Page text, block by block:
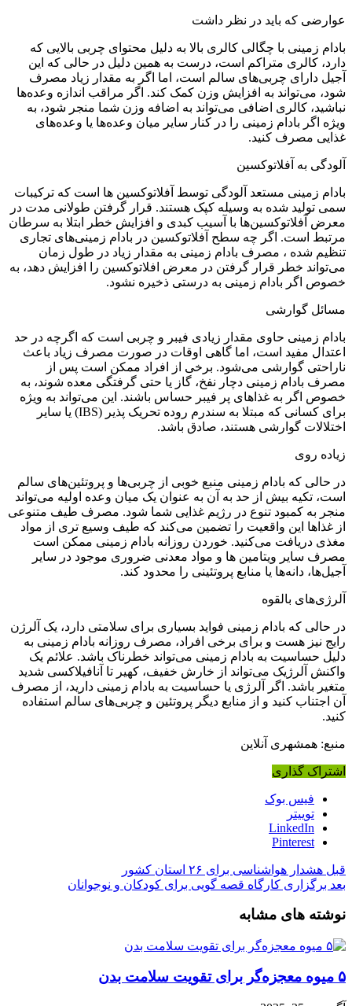
عوارضی که باید در نظر داشت
بادام زمینی با چگالی کالری بالا به دلیل محتوای چربی بالایی که
دارد، کالری متراکم است، درست به همین دلیل در حالی که این
آجیل دارای چربی‌های سالم است، اما اگر به مقدار زیاد مصرف
شود، می‌تواند به افزایش وزن کمک کند. اگر مراقب اندازه وعده‌ها
نباشید، کالری اضافی می‌تواند به اضافه وزن شما منجر شود، به
ویژه اگر بادام زمینی را در کنار سایر میان وعده‌ها یا وعده‌های
غذایی مصرف کنید.
آلودگی به آفلاتوکسین
بادام زمینی مستعد آلودگی توسط آفلاتوکسین ها است که ترکیبات
سمی تولید شده به وسیله کپک هستند. قرار گرفتن طولانی مدت در
معرض آفلاتوکسین‌ها با آسیب کبدی و افزایش خطر ابتلا به سرطان
مرتبط است. اگر چه سطح آفلاتوکسین در بادام زمینی‌های تجاری
تنظیم شده ، مصرف بادام زمینی به مقدار زیاد در طول زمان
می‌تواند خطر قرار گرفتن در معرض افلاتوکسین را افزایش دهد، به
خصوص اگر بادام زمینی به درستی ذخیره نشود.
مسائل گوارشی
بادام زمینی حاوی مقدار زیادی فیبر و چربی است که اگرچه در حد
اعتدال مفید است، اما گاهی اوقات در صورت مصرف زیاد باعث
ناراحتی گوارشی می‌شود. برخی از افراد ممکن است پس از
مصرف بادام زمینی دچار نفخ، گاز یا حتی گرفتگی معده شوند، به
خصوص اگر به غذاهای پر فیبر حساس باشند. این می‌تواند به ویژه
برای کسانی که مبتلا به سندرم روده تحریک پذیر (IBS) یا سایر
اختلالات گوارشی هستند، صادق باشد.
زیاده روی
در حالی که بادام زمینی منبع خوبی از چربی‌ها و پروتئین‌های سالم
است، تکیه بیش از حد به آن به عنوان یک میان وعده اولیه می‌تواند
منجر به کمبود تنوع در رژیم غذایی شما شود. مصرف طیف متنوعی
از غذاها این واقعیت را تضمین می‌کند که طیف وسیع تری از مواد
مغذی دریافت می‌کنید. خوردن روزانه بادام زمینی ممکن است
مصرف سایر ویتامین ها و مواد معدنی ضروری موجود در سایر
آجیل‌ها، دانه‌ها یا منابع پروتئینی را محدود کند.
آلرژی‌های بالقوه
در حالی که بادام زمینی فواید بسیاری برای سلامتی دارد، یک آلرژن
رایج نیز هست و برای برخی افراد، مصرف روزانه بادام زمینی به
دلیل حساسیت به بادام زمینی می‌تواند خطرناک باشد. علائم یک
واکنش آلرژیک می‌تواند از خارش خفیف، کهیر تا آنافیلاکسی شدید
متغیر باشد. اگر آلرژی یا حساسیت به بادام زمینی دارید، از مصرف
آن اجتناب کنید و از منابع دیگر پروتئین و چربی‌های سالم استفاده
کنید.
منبع: همشهری آنلاین
اشتراک گذاری
فیس بوک
توییتر
LinkedIn
Pinterest
قبل هشدار هواشناسی برای ۲۶ استان کشور
بعد برگزاری کارگاه قصه گویی برای کودکان و نوجوانان
نوشته های مشابه
۵ میوه معجزه‌گر برای تقویت سلامت بدن